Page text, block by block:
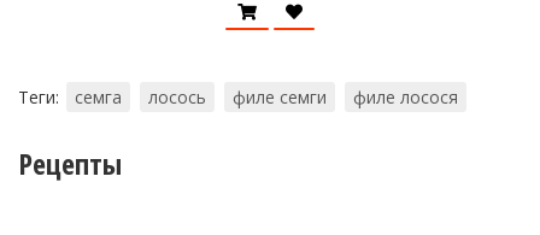
Теги: семга лосось филе семги филе лосося
Рецепты